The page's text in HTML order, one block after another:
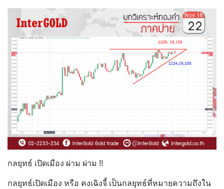
กลยุทธ์ เปิดเมือง ผ่าม ผ่าม !!
กลยุทธ์เปิดเมือง หรือ คงเฉิงจี้ เป็นกลยุทธ์ที่หมายความถึงใน